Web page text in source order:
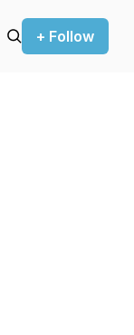
+ Follow